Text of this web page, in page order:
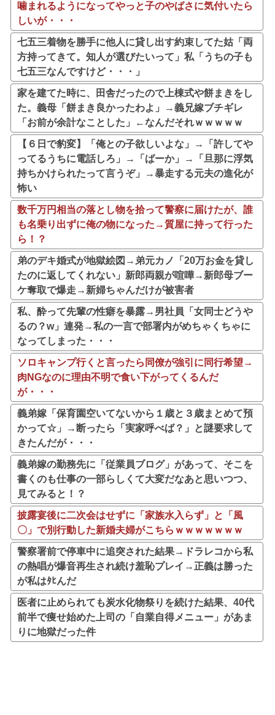
噛まれるようになってやっと子のやばさに気付いたら
しいが・・・
七五三着物を勝手に他人に貸し出す約束してた姑「両
方持ってきて。知人が選びたいって」私「うちの子も
七五三なんですけど・・・」
家を建てた時に、田舎だったので上棟式や餅まきをし
た。義母「餅まき良かったわよ」→義兄嫁ブチギレ
「お前が余計なことした」←なんだそれｗｗｗｗｗ
【６日で豹変】「俺との子欲しいよな」→「許してや
ってるうちに電話しろ」→「ばーか」→「旦那に浮気
持ちかけられたって言うぞ」→暴走する元夫の進化が
怖い
数千万円相当の落とし物を拾って警察に届けたが、誰
も名乗り出ずに俺の物になった→質屋に持って行った
ら！？
弟のデキ婚式が地獄絵図→弟元カノ「20万お金を貸し
たのに返してくれない」新郎両親が喧嘩→新郎母ブー
ケ奪取で爆走→新婦ちゃんだけが被害者
私、酔って先輩の性癖を暴露→男社員「女同士どうや
るの？w」連発→私の一言で部署内がめちゃくちゃに
なってしまった・・・
ソロキャンプ行くと言ったら同僚が強引に同行希望→
肉NGなのに理由不明で食い下がってくるんだ
が・・・
義弟嫁「保育園空いてないから１歳と３歳まとめて預
かって☆」→断ったら「実家呼べば？」と謎要求して
きたんだが・・・
義弟嫁の勤務先に「従業員ブログ」があって、そこを
書くのも仕事の一部らしくて大変だなあと思いつつ、
見てみると！？
披露宴後に二次会はせずに「家族水入らず」と「風
〇」で別行動した新婚夫婦がこちらｗｗｗｗｗｗｗ
警察署前で停車中に追突された結果→ドラレコから私
の熱唱が爆音再生され続け羞恥プレイ→正義は勝った
が私はﾀﾋんだ
医者に止められても炭水化物祭りを続けた結果、40代
前半で痩せ始めた上司の「自業自得メニュー」があま
りに地獄だった件